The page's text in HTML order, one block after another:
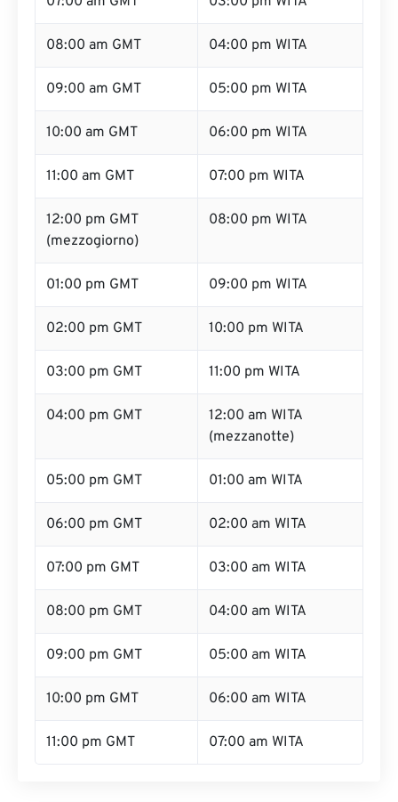
08:00 am GMT 04:00 pm WITA
09:00 am GMT 05:00 pm WITA
10:00 am GMT 06:00 pm WITA
11:00 am GMT 07:00 pm WITA
12:00 pm GMT
(mezzogiorno)
08:00 pm WITA
01:00 pm GMT 09:00 pm WITA
02:00 pm GMT 10:00 pm WITA
03:00 pm GMT 11:00 pm WITA
04:00 pm GMT
12:00 am WITA
(mezzanotte)
05:00 pm GMT 01:00 am WITA
06:00 pm GMT 02:00 am WITA
07:00 pm GMT 03:00 am WITA
08:00 pm GMT 04:00 am WITA
09:00 pm GMT 05:00 am WITA
10:00 pm GMT 06:00 am WITA
11:00 pm GMT 07:00 am WITA